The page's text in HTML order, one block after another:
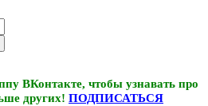
ВКонтакте, чтобы узнавать про
других! ПОДПИСАТЬСЯ